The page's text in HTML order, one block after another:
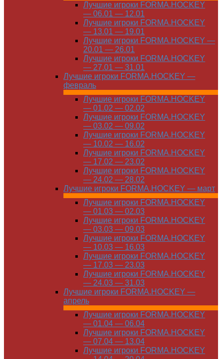
Лучшие игроки FORMA.HOCKEY
— 06.01 — 12.01
Лучшие игроки FORMA.HOCKEY
— 13.01 — 19.01
Лучшие игроки FORMA.HOCKEY —
20.01 — 26.01
Лучшие игроки FORMA.HOCKEY
— 27.01 — 31.01
Лучшие игроки FORMA.HOCKEY —
февраль
Лучшие игроки FORMA.HOCKEY
— 01.02 — 02.02
Лучшие игроки FORMA.HOCKEY
— 03.02 — 09.02
Лучшие игроки FORMA.HOCKEY
— 10.02 — 16.02
Лучшие игроки FORMA.HOCKEY
— 17.02 — 23.02
Лучшие игроки FORMA.HOCKEY
— 24.02 — 28.02
Лучшие игроки FORMA.HOCKEY — март
Лучшие игроки FORMA.HOCKEY
— 01.03 — 02.03
Лучшие игроки FORMA.HOCKEY
— 03.03 — 09.03
Лучшие игроки FORMA.HOCKEY
— 10.03 — 16.03
Лучшие игроки FORMA.HOCKEY
— 17.03 — 23.03
Лучшие игроки FORMA.HOCKEY
— 24.03 — 31.03
Лучшие игроки FORMA.HOCKEY —
апрель
Лучшие игроки FORMA.HOCKEY
— 01.04 — 06.04
Лучшие игроки FORMA.HOCKEY
— 07.04 — 13.04
Лучшие игроки FORMA.HOCKEY